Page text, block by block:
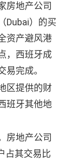
房地产公司
Dubai）的买
资产避风港
，西班牙成
完成。
区提供的财
班牙其他地
房地产公司
占其交易比